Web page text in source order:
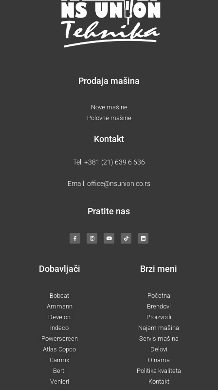
Prodaja mašina
Nove mašine
Polovne mašine
Kontakt
Tel: +381 (21) 639 6 636
Email: office@nsunion.co.rs
Pratite nas
c
e
b
-
f
s
t
a
u
t
u
k
t
o
n
k
e
Dobavljači
Bobcat
Ammann
Develon
Indeco
Powerscreen
Atlas Copco
Carmix
Berti
Venieri
Brzi meni
Početna
Brendovi
Proizvodi
Najam mašina
Servis mašina
Delovi
O nama
Politika kvaliteta
Kontakt